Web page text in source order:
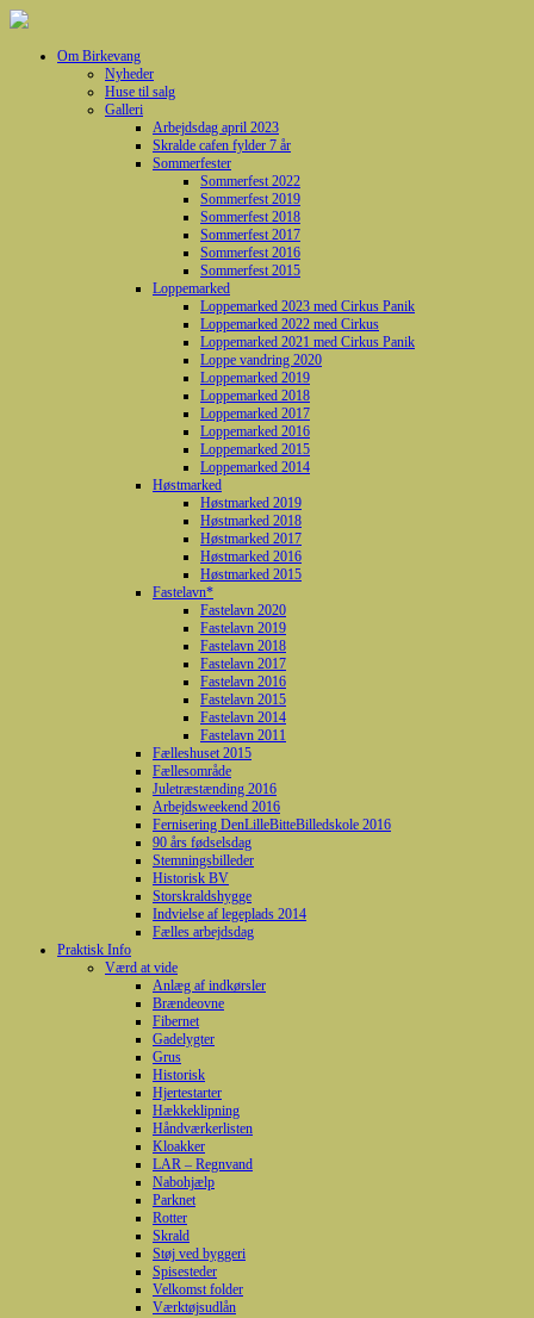
Om Birkevang
Nyheder
Huse til salg
Galleri
Arbejdsdag april 2023
Skralde cafen fylder 7 år
Sommerfester
Sommerfest 2022
Sommerfest 2019
Sommerfest 2018
Sommerfest 2017
Sommerfest 2016
Sommerfest 2015
Loppemarked
Loppemarked 2023 med Cirkus Panik
Loppemarked 2022 med Cirkus
Loppemarked 2021 med Cirkus Panik
Loppe vandring 2020
Loppemarked 2019
Loppemarked 2018
Loppemarked 2017
Loppemarked 2016
Loppemarked 2015
Loppemarked 2014
Høstmarked
Høstmarked 2019
Høstmarked 2018
Høstmarked 2017
Høstmarked 2016
Høstmarked 2015
Fastelavn*
Fastelavn 2020
Fastelavn 2019
Fastelavn 2018
Fastelavn 2017
Fastelavn 2016
Fastelavn 2015
Fastelavn 2014
Fastelavn 2011
Fælleshuset 2015
Fællesområde
Juletræstænding 2016
Arbejdsweekend 2016
Fernisering DenLilleBitteBilledskole 2016
90 års fødselsdag
Stemningsbilleder
Historisk BV
Storskraldshygge
Indvielse af legeplads 2014
Fælles arbejdsdag
Praktisk Info
Værd at vide
Anlæg af indkørsler
Brændeovne
Fibernet
Gadelygter
Grus
Historisk
Hjertestarter
Hækkeklipning
Håndværkerlisten
Kloakker
LAR – Regnvand
Nabohjælp
Parknet
Rotter
Skrald
Støj ved byggeri
Spisesteder
Velkomst folder
Værktøjsudlån